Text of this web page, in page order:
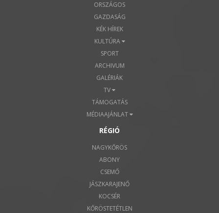
ORSZÁGOS
GAZDASÁG
KÉK HÍREK
KULTÚRA
SPORT
ARCHIVUM
GALÉRIÁK
TV
TÁMOGATÁS
MÉDIAAJÁNLAT
RÉGIÓ
NAGYKŐRÖS
ABONY
CSEMŐ
JÁSZKARAJENŐ
KOCSÉR
KŐRÖSTETÉTLEN